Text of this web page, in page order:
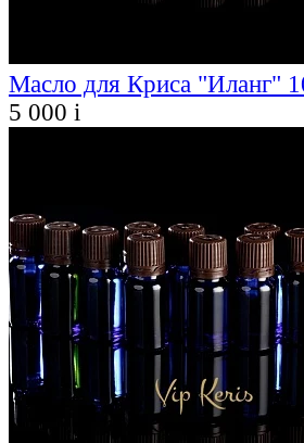
Масло для Криса "Иланг"
5 000 i